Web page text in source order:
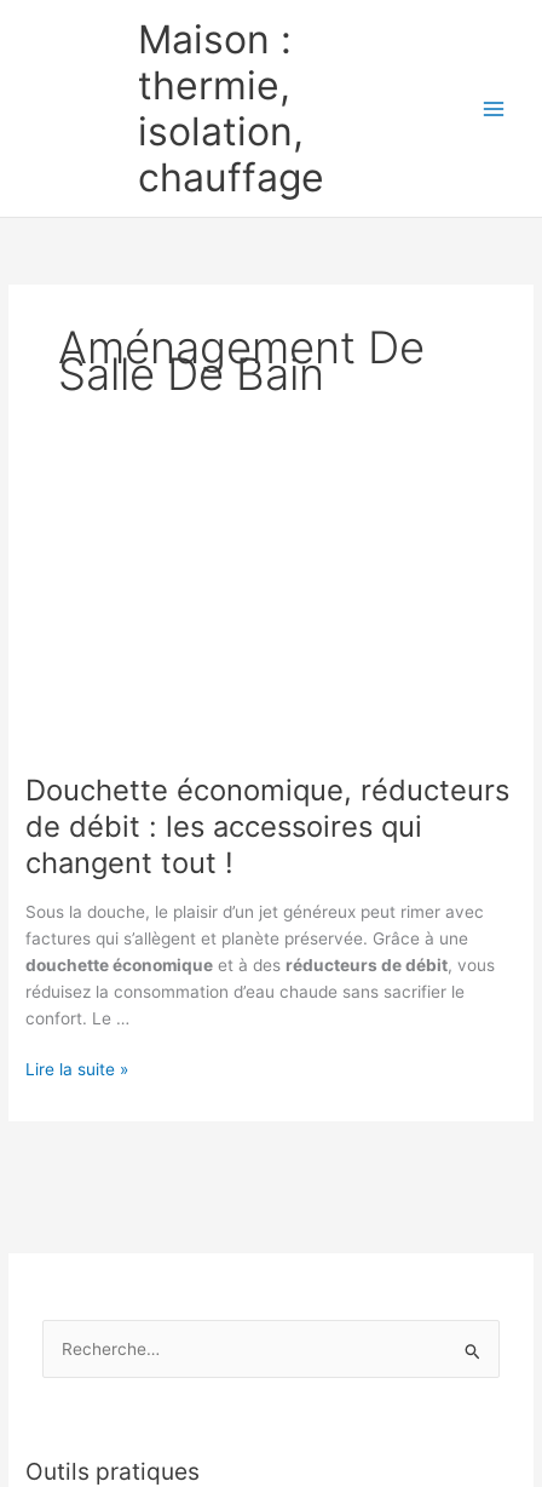
Maison :
thermie,
isolation,
chauffage
Aménagement De
Salle De Bain
Douchette économique, réducteurs
de débit : les accessoires qui
changent tout !
Sous la douche, le plaisir d’un jet généreux peut rimer avec
factures qui s’allègent et planète préservée. Grâce à une
douchette économique et à des réducteurs de débit, vous
réduisez la consommation d’eau chaude sans sacrifier le
confort. Le …
Douchette
Lire la suite »
e
Outils pratiques